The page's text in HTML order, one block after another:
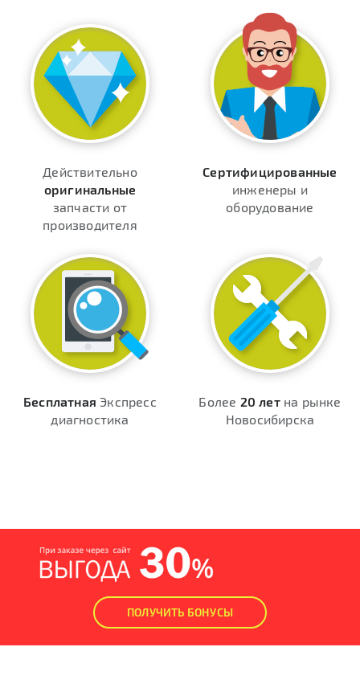
Действительно
оригинальные
запчасти от
производителя
Сертифицированные
инженеры и
оборудование
Бесплатная Экспресс
диагностика
Более 20 летна рынке
Новосибирска
ПОЛУЧИТЬ БОНУСЫ